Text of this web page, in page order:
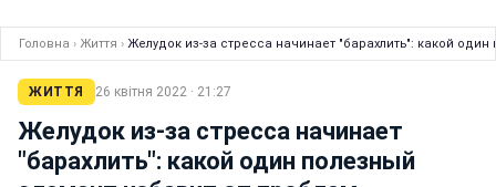
Головна › Життя › Желудок из-за стресса начинает "барахлить": какой
ЖИТТЯ 26 квітня 2022 · 21:27
Желудок из-за стресса начинает
"барахлить": какой один полезный